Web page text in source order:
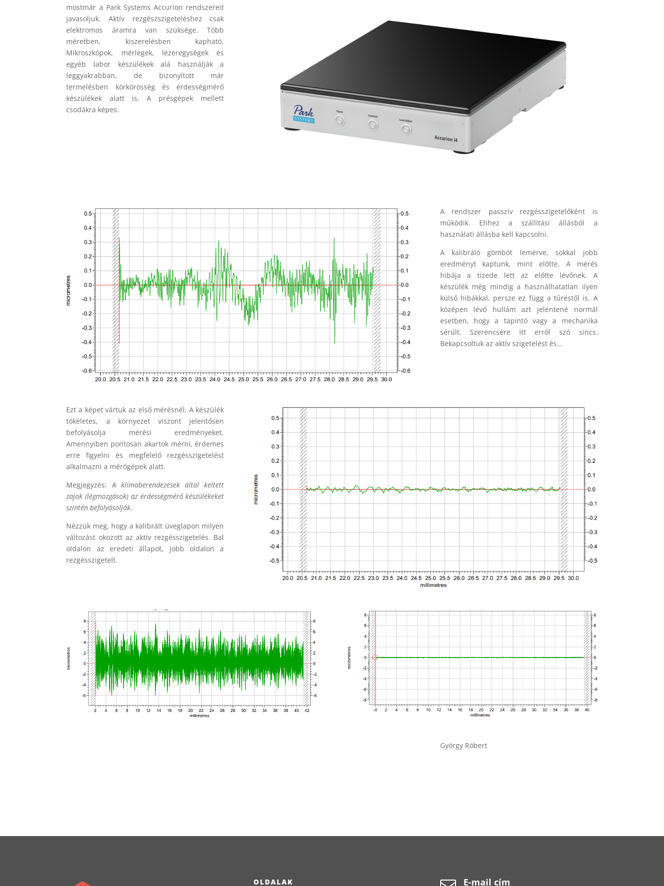
mostmár a Park Systems Accurion rendszereit
javasoljuk. Aktív rezgészszigeteléshez csak
elektromos áramra van szüksége. Több
méretben, kiszerelésben kapható.
Mikroszkópok, mérlegek, lézeregységek és
egyéb labor készülékek alá használják a
leggyakrabban, de bizonyított már
termelésben körkörösség és érdességmérő
készülékek alatt is. A présgépek mellett
csodákra képes.
A rendszer passzív rezgésszigetelőként is
működik. Ehhez a szállítási állásból a
használati állásba kell kapcsolni.
A kalibráló gömböt lemérve, sokkal jobb
eredményt kaptunk, mint előtte. A mérés
hibája a tizede lett az előtte lévőnek. A
készülék még mindig a használhatatlan ilyen
külső hibákkal, persze ez függ a tűréstől is. A
középen lévő hullám azt jelentené normál
esetben, hogy a tapintó vagy a mechanika
sérült. Szerencsére itt erről szó sincs.
Bekapcsoltuk az aktív szigetelést és…
Ezt a képet vártuk az első mérésnél. A készülék
tökéletes, a környezet viszont jelentősen
befolyásolja mérési eredményeket.
Amennyiben pontosan akartok mérni, érdemes
erre figyelni és megfelelő rezgésszigetelést
alkalmazni a mérőgépek alatt.
Megjegyzés: A klímaberendezések által keltett
zajok (légmozgások) az érdességmérő készülékeket
szintén befolyásolják.
Nézzük meg, hogy a kalibrált üveglapon milyen
változást okozott az aktív rezgésszigetelés. Bal
oldalon az eredeti állapot, jobb oldalon a
rezgésszigetelt.
György Róbert
OLDALAK E-mail cím